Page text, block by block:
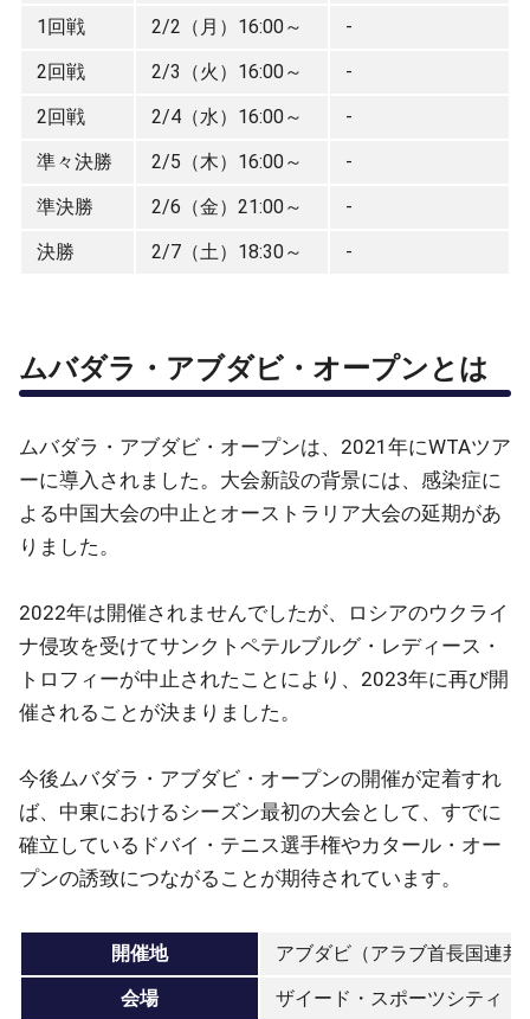
1回戦 2/2（月）16:00～ -
2回戦
2/3（火）16:00～ -
2回戦
2/4（水）16:00～ -
準々決勝
2/5（木）16:00～ -
準決勝
2/6（金）21:00～ -
決勝
2/7（土）18:30～ -
ムバダラ・アブダビ・オープンとは
ムバダラ・アブダビ・オープンは、2021年にWTAツア
ーに導入されました。大会新設の背景には、感染症に
よる中国大会の中止とオーストラリア大会の延期があ
りました。
2022年は開催されませんでしたが、ロシアのウクライ
ナ侵攻を受けてサンクトペテルブルグ・レディース・
トロフィーが中止されたことにより、2023年に再び開
催されることが決まりました。
今後ムバダラ・アブダビ・オープンの開催が定着すれ
ば、中東におけるシーズン最初の大会として、すでに
確立しているドバイ・テニス選手権やカタール・オー
プンの誘致につながることが期待されています。
開催地
アブダビ（アラブ首長国連邦
会場
ザイード・スポーツシティ